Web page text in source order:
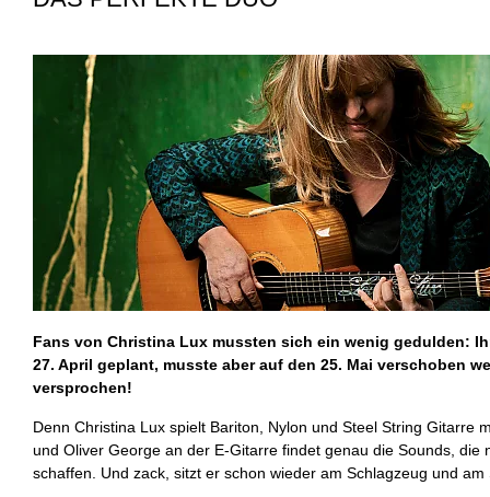
Fans von Christina Lux mussten sich ein wenig gedulden:
27. April geplant, musste aber auf den 25. Mai verschoben
versprochen!
Denn Christina Lux spielt Bariton, Nylon und Steel String Gitarre
und Oliver George an der E-Gitarre findet genau die Sounds, die
schaffen. Und zack, sitzt er schon wieder am Schlagzeug und